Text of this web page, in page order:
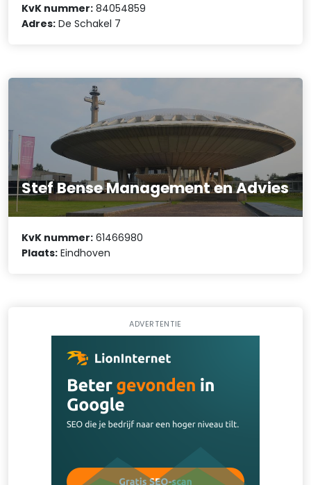
KvK nummer: 84054859
Adres: De Schakel 7
Stef Bense Management en Advies
KvK nummer: 61466980
Plaats: Eindhoven
ADVERTENTIE